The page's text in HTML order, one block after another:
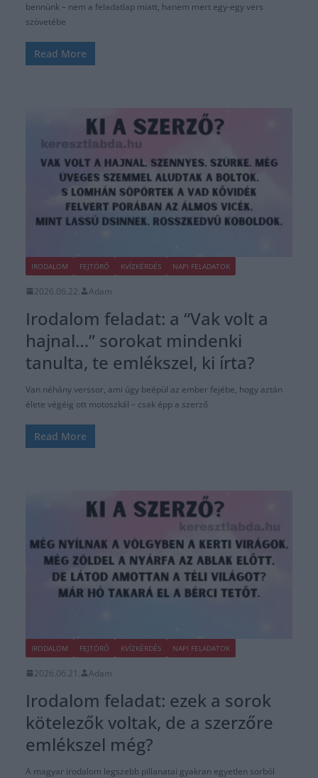
bennünk – nem a feladatlap miatt, hanem mert egy-egy vers
szövetébe
Read More
IRODALOM FEJTÖRŐ KVÍZKÉRDÉS NAPI FELADATOK
2026.06.22. Adam
Irodalom feladat: a “Vak volt a
hajnal…” sorokat mindenki
tanulta, te emlékszel, ki írta?
Van néhány verssor, ami úgy beépül az ember fejébe, hogy aztán
élete végéig ott motoszkál – csak épp a szerző
Read More
IRODALOM FEJTÖRŐ KVÍZKÉRDÉS NAPI FELADATOK
2026.06.21. Adam
Irodalom feladat: ezek a sorok
kötelezők voltak, de a szerzőre
emlékszel még?
A magyar irodalom legszebb pillanatai gyakran egyetlen sorból